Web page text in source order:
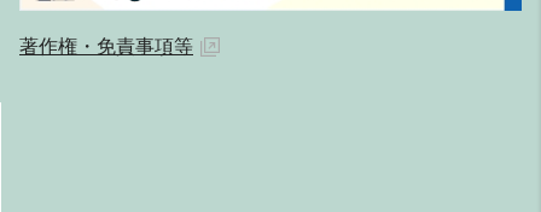
著作権・免責事項等